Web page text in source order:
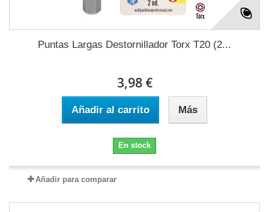
Puntas Largas Destornillador Torx T20 (2...
3,98 €
Añadir al carrito Más
En stock
Añadir para comparar